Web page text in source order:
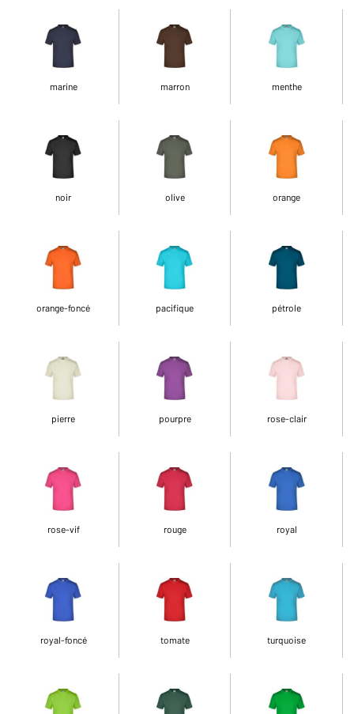
marine marron menthe
noir olive orange
orange-foncé pacifique pétrole
pierre pourpre rose-clair
rose-vif rouge royal
royal-foncé tomate turquoise